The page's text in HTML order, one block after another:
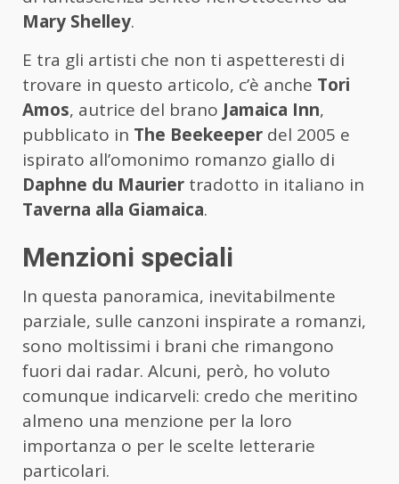
Mary Shelley.
E tra gli artisti che non ti aspetteresti di
trovare in questo articolo, c’è anche Tori
Amos, autrice del brano Jamaica Inn,
pubblicato in The Beekeeper del 2005 e
ispirato all’omonimo romanzo giallo di
Daphne du Maurier tradotto in italiano in
Taverna alla Giamaica.
Menzioni speciali
In questa panoramica, inevitabilmente
parziale, sulle canzoni inspirate a romanzi,
sono moltissimi i brani che rimangono
fuori dai radar. Alcuni, però, ho voluto
comunque indicarveli: credo che meritino
almeno una menzione per la loro
importanza o per le scelte letterarie
particolari.